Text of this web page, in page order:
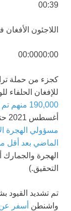
00:39
اللاجئون
00:0000:00
كجزء من حملة
للإفغان الحلفاء
190,000 منهم تم إعادة توطينهم في الولايات المتحدة
أغسطس 2021 حتى منتصف 2025. وقد تم
مسؤولي الهجرة
الماضي بعد أقل من 24 ساعة من
التحقيق.)
تم تشديد القيود
واشنطن أسفر